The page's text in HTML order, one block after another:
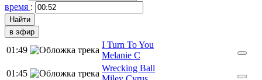
время :
в эфир
01:49
I Turn To You
Melanie C
01:45
Wrecking Ball